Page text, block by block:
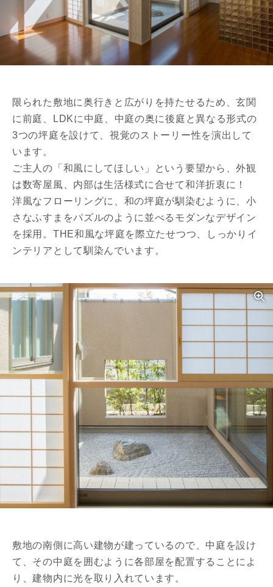
限られた敷地に奥行きと広がりを持たせるため、玄関
に前庭、LDKに中庭、中庭の奥に後庭と異なる形式の
3つの坪庭を設けて、視覚のストーリー性を演出して
います。
ご主人の「和風にしてほしい」という要望から、外観
は数寄屋風、内部は生活様式に合せて和洋折衷に！
洋風なフローリングに、和の坪庭が馴染むように、小
さなふすまをパズルのように並べるモダンなデザイン
を採用。THE和風な坪庭を際立たせつつ、しっかりイ
ンテリアとして馴染んでいます。
敷地の南側に高い建物が建っているので、中庭を設け
て、その中庭を囲むように各部屋を配置することによ
り、建物内に光を取り入れています。